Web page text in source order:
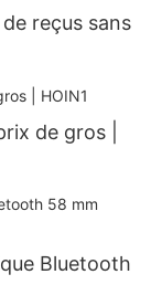
reçus sans
de gros |
Bluetooth